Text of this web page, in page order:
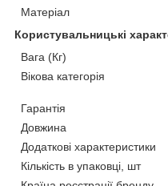
Матеріал
Користувальницькі
Вага (Кг)
Вікова категорія
Гарантія
Довжина
Додаткові характеристики
Кількість в упаковці, шт